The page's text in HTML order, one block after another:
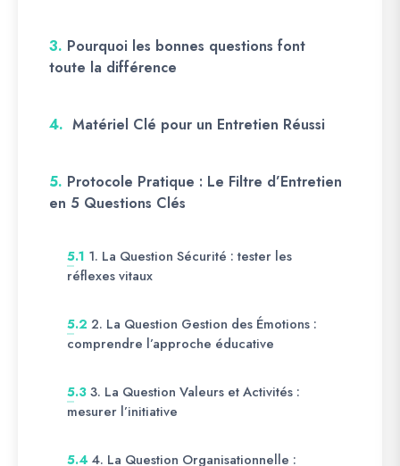
3. Pourquoi les bonnes questions font
toute la différence
4. Matériel Clé pour un Entretien Réussi
5. Protocole Pratique : Le Filtre d’Entretien
en 5 Questions Clés
5.1 1. La Question Sécurité : tester les
réflexes vitaux
5.2 2. La Question Gestion des Émotions :
comprendre l’approche éducative
5.3 3. La Question Valeurs et Activités :
mesurer l’initiative
5.4 4. La Question Organisationnelle :